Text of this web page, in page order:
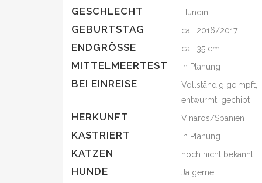
GESCHLECHT Hündin
GEBURTSTAG ca. 2016/2017
ENDGRÖSSE ca. 35 cm
MITTELMEERTEST in Planung
BEI EINREISE
Vollständig geimpft,
entwurmt, gechipt
HERKUNFT Vinaros/Spanien
KASTRIERT in Planung
KATZEN noch nicht bekannt
HUNDE Ja gerne